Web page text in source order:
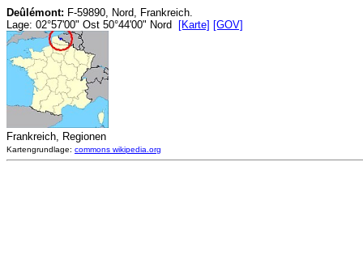
Deûlémont: F-59890, Nord, Frankreich.
Lage: 02°57'00" Ost 50°44'00" Nord
[Karte] [GOV]
Frankreich, Regionen
Kartengrundlage: commons wikipedia.org